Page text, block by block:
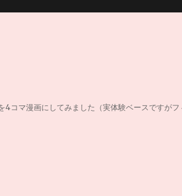
マ漫画にしてみました（実体験ベースですがフ